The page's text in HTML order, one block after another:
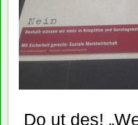
Do ut des!